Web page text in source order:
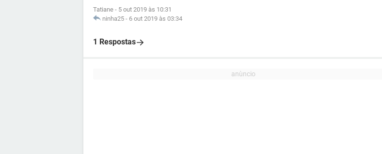
Tatiane - 5 out 2019 às 10:31
ninha25 - 6 out 2019 às 03:34
1 Respostas